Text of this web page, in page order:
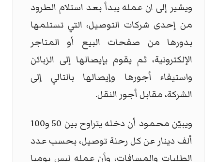
ويشير إلى ان عمله يبدأ بعد استلام الطرود
من إحدى شركات التوصيل، التي تستلمها
بدورها من صفحات البيع أو المتاجر
الإلكترونية، ثم يقوم بإيصالها إلى الزبائن
واستيفاء أجورها وإيصالها بالتالي إلى
الشركة، مقابل أجور النقل.
ويبيّن محمود أن دخله يتراوح بين 50 و100
ألف دينار عن كل رحلة توصيل، بحسب عدد
الطلبات والمسافات، وأن عمله ليس يوميا